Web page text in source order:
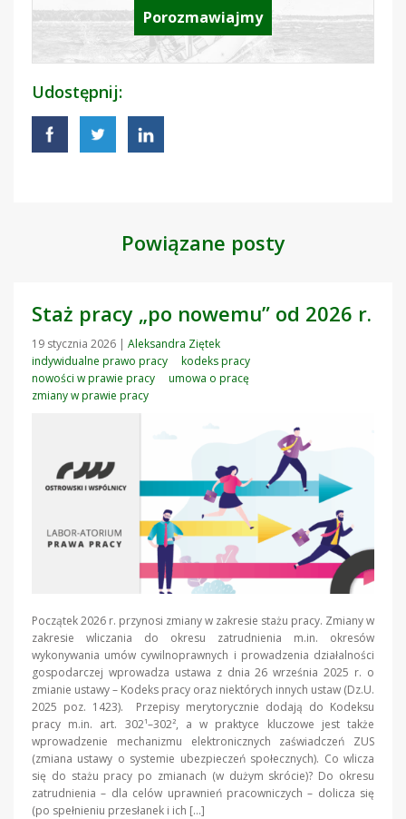
Porozmawiajmy
Udostępnij:
Powiązane posty
Staż pracy „po nowemu” od 2026 r.
19 stycznia 2026 | Aleksandra Ziętek
indywidualne prawo pracy
kodeks pracy
nowości w prawie pracy
umowa o pracę
zmiany w prawie pracy
Początek 2026 r. przynosi zmiany w zakresie stażu pracy. Zmiany w
zakresie wliczania do okresu zatrudnienia m.in. okresów
wykonywania umów cywilnoprawnych i prowadzenia działalności
gospodarczej wprowadza ustawa z dnia 26 września 2025 r. o
zmianie ustawy – Kodeks pracy oraz niektórych innych ustaw (Dz.U.
2025 poz. 1423). Przepisy merytorycznie dodają do Kodeksu
pracy m.in. art. 302¹–302², a w praktyce kluczowe jest także
wprowadzenie mechanizmu elektronicznych zaświadczeń ZUS
(zmiana ustawy o systemie ubezpieczeń społecznych). Co wlicza
się do stażu pracy po zmianach (w dużym skrócie)? Do okresu
zatrudnienia – dla celów uprawnień pracowniczych – dolicza się
(po spełnieniu przesłanek i ich […]